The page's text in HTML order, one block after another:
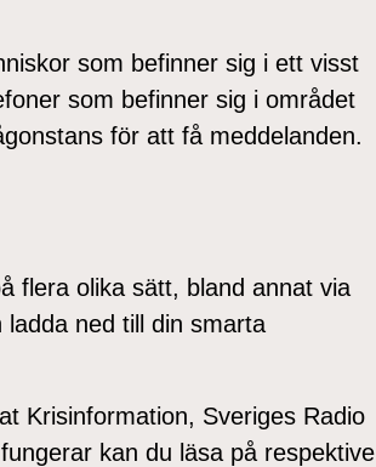
som befinner sig i ett visst
som befinner sig i området
för att få meddelanden.
flera olika sätt, bland annat via
ned till din smarta
Krisinformation, Sveriges Radio
kan du läsa på respektive